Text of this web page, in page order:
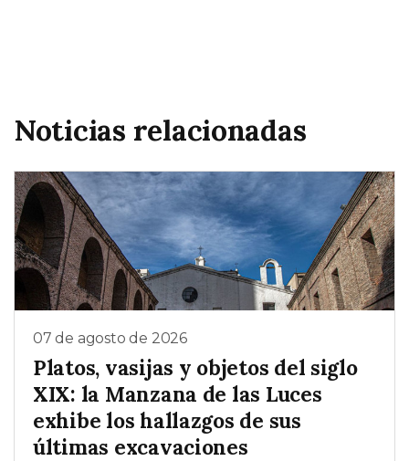
Noticias relacionadas
07 de agosto de 2026
Platos, vasijas y objetos del siglo
XIX: la Manzana de las Luces
exhibe los hallazgos de sus
últimas excavaciones